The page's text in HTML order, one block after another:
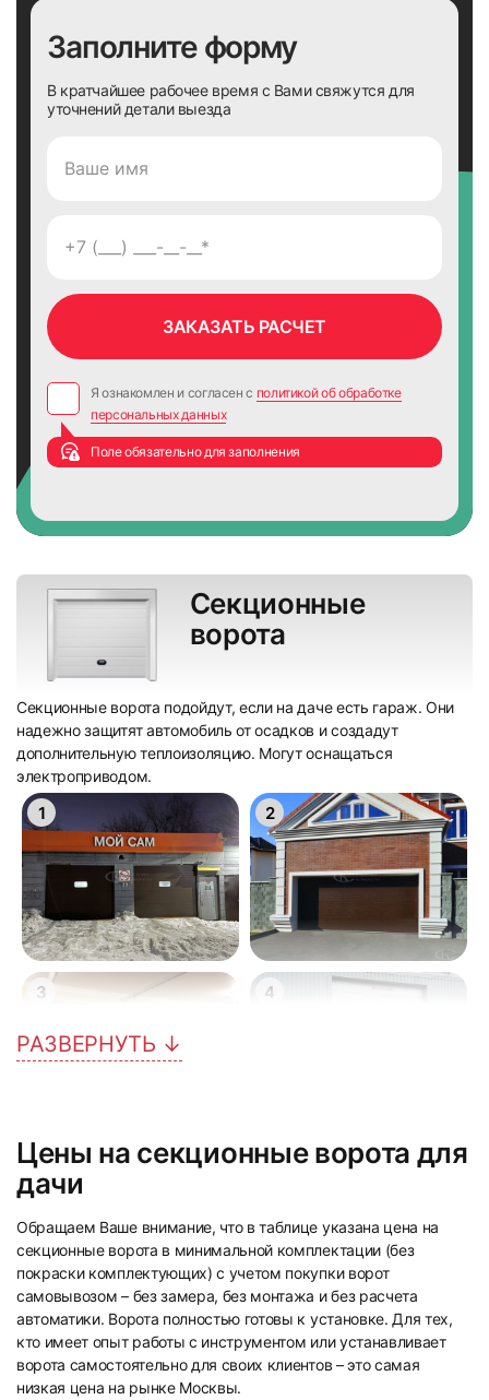
Заполните форму
В кратчайшее рабочее время с Вами свяжутся для
уточнений детали выезда
Я ознакомлен и согласен с политикой об обработке
персональных данных
Поле обязательно для заполнения
Секционные
ворота
Секционные ворота подойдут, если на даче есть гараж. Они
надежно защитят автомобиль от осадков и создадут
дополнительную теплоизоляцию. Могут оснащаться
электроприводом.
1 2
3 4
5
7 8
РАЗВЕРНУТЬ ↓
Цены на секционные ворота для
дачи
Обращаем Ваше внимание, что в таблице указана цена на
секционные ворота в минимальной комплектации (без
покраски комплектующих) с учетом покупки ворот
самовывозом – без замера, без монтажа и без расчета
автоматики. Ворота полностью готовы к установке. Для тех,
кто имеет опыт работы с инструментом или устанавливает
ворота самостоятельно для своих клиентов – это самая
низкая цена на рынке Москвы.